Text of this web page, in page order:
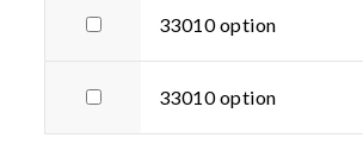
33010 option
33010 option